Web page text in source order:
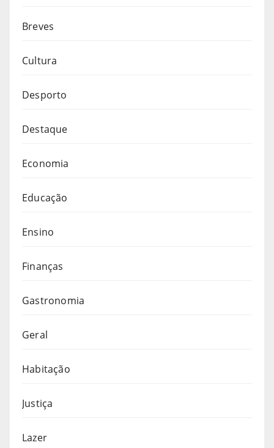
Breves
Cultura
Desporto
Destaque
Economia
Educação
Ensino
Finanças
Gastronomia
Geral
Habitação
Justiça
Lazer